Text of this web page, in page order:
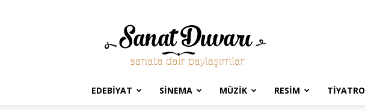
Sanat
Duvarı
EDEBIYAT SINEMA MÜZIK RESIM TIYATRO